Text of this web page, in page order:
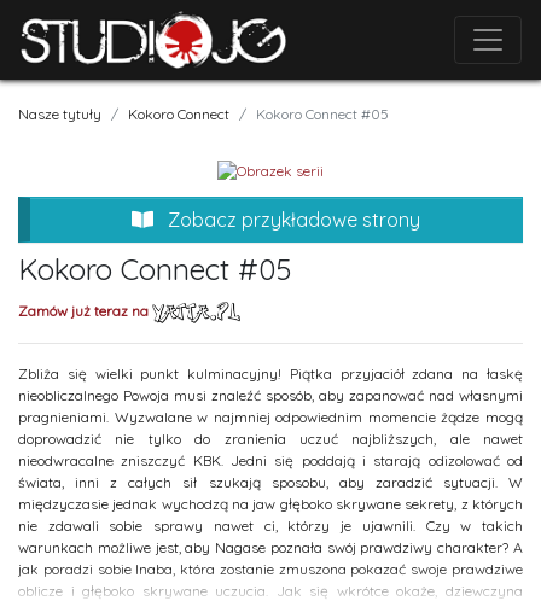
Nasze tytuły Kokoro Connect Kokoro Connect #05
Zobacz przykładowe strony
Kokoro Connect #05
Zamów już teraz na
Zbliża się wielki punkt kulminacyjny! Piątka przyjaciół zdana na łaskę
nieobliczalnego Powoja musi znaleźć sposób, aby zapanować nad własnymi
pragnieniami. Wyzwalane w najmniej odpowiednim momencie żądze mogą
doprowadzić nie tylko do zranienia uczuć najbliższych, ale nawet
nieodwracalne zniszczyć KBK. Jedni się poddają i starają odizolować od
świata, inni z całych sił szukają sposobu, aby zaradzić sytuacji. W
międzyczasie jednak wychodzą na jaw głęboko skrywane sekrety, z których
nie zdawali sobie sprawy nawet ci, którzy je ujawnili. Czy w takich
warunkach możliwe jest, aby Nagase poznała swój prawdziwy charakter? A
jak poradzi sobie Inaba, która zostanie zmuszona pokazać swoje prawdziwe
oblicze i głęboko skrywane uczucia. Jak się wkrótce okaże, dziewczyna